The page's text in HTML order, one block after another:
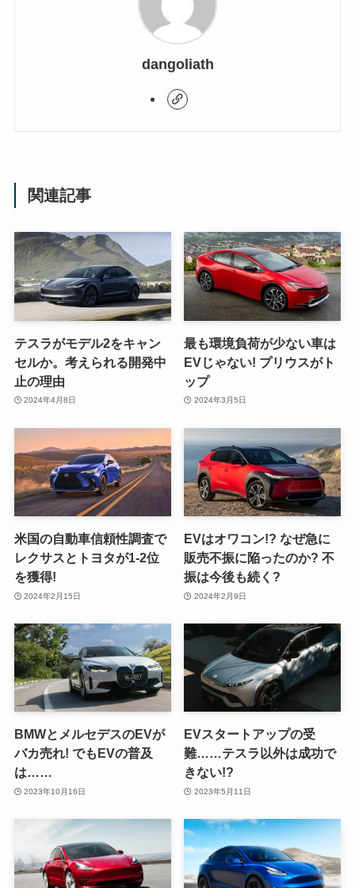
dangoliath
関連記事
テスラがモデル2をキャン
セルか。考えられる開発中
止の理由
2024年4月8日
最も環境負荷が少ない車は
EVじゃない! プリウスがト
ップ
2024年3月5日
米国の自動車信頼性調査で
レクサスとトヨタが1-2位
を獲得!
2024年2月15日
EVはオワコン!? なぜ急に
販売不振に陥ったのか? 不
振は今後も続く?
2024年2月9日
BMWとメルセデスのEVが
バカ売れ! でもEVの普及
は……
2023年10月16日
EVスタートアップの受
難……テスラ以外は成功で
きない!?
2023年5月11日